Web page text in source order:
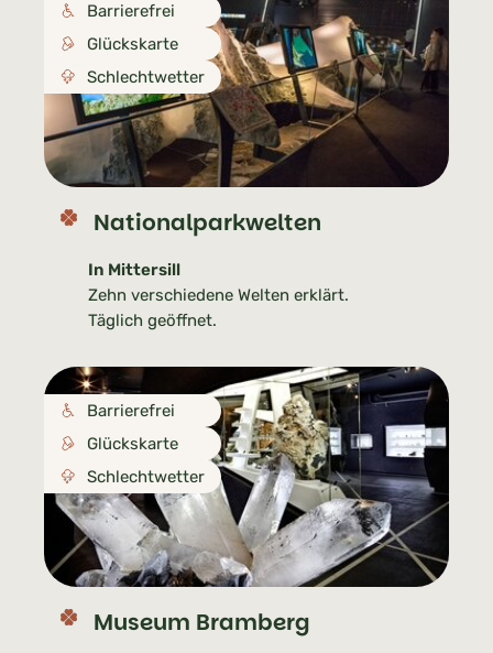
Barrierefrei
Glückskarte
Schlechtwetter
Nationalparkwelten
In Mittersill
Zehn verschiedene Welten erklärt.
Täglich geöffnet.
Barrierefrei
Glückskarte
Schlechtwetter
Museum Bramberg